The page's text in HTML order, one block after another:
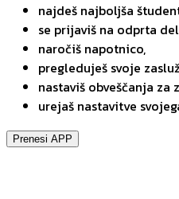
najdeš najboljša
se prijaviš na odprta
naročiš napotnico,
pregleduješ svoje
nastaviš obveščanja za
urejaš nastavitve
Prenesi APP